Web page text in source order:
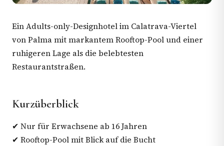
Ein Adults-only-Designhotel im Calatrava-Viertel
von Palma mit markantem Rooftop-Pool und einer
ruhigeren Lage als die belebtesten
Restaurantstraßen.
Kurzüberblick
✔ Nur für Erwachsene ab 16 Jahren
✔ Rooftop-Pool mit Blick auf die Bucht